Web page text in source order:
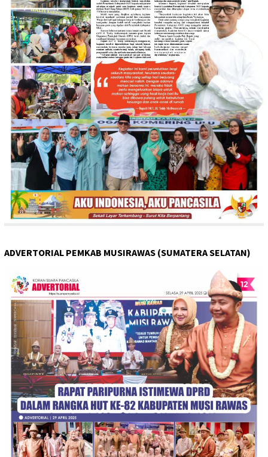
ADVERTORIAL PEMKAB MUSIRAWAS (SUMATERA SELATAN)